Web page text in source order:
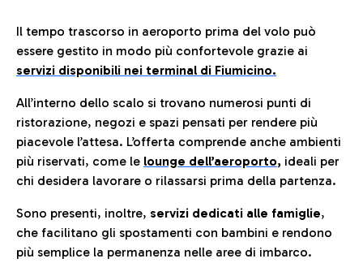
Il tempo trascorso in aeroporto prima del volo può
essere gestito in modo più confortevole grazie ai
servizi disponibili nei terminal di Fiumicino.
All’interno dello scalo si trovano numerosi punti di
ristorazione, negozi e spazi pensati per rendere più
piacevole l’attesa. L’offerta comprende anche ambienti
più riservati, come le lounge dell’aeroporto, ideali per
chi desidera lavorare o rilassarsi prima della partenza.
Sono presenti, inoltre, servizi dedicati alle famiglie,
che facilitano gli spostamenti con bambini e rendono
più semplice la permanenza nelle aree di imbarco.